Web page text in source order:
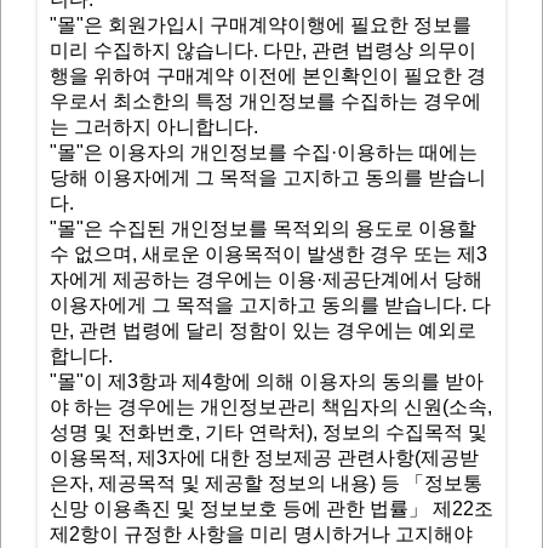
"몰"은 회원가입시 구매계약이행에 필요한 정보를
미리 수집하지 않습니다. 다만, 관련 법령상 의무이
행을 위하여 구매계약 이전에 본인확인이 필요한 경
우로서 최소한의 특정 개인정보를 수집하는 경우에
는 그러하지 아니합니다.
"몰"은 이용자의 개인정보를 수집·이용하는 때에는
당해 이용자에게 그 목적을 고지하고 동의를 받습니
다.
"몰"은 수집된 개인정보를 목적외의 용도로 이용할
수 없으며, 새로운 이용목적이 발생한 경우 또는 제3
자에게 제공하는 경우에는 이용·제공단계에서 당해
이용자에게 그 목적을 고지하고 동의를 받습니다. 다
만, 관련 법령에 달리 정함이 있는 경우에는 예외로
합니다.
"몰"이 제3항과 제4항에 의해 이용자의 동의를 받아
야 하는 경우에는 개인정보관리 책임자의 신원(소속,
성명 및 전화번호, 기타 연락처), 정보의 수집목적 및
이용목적, 제3자에 대한 정보제공 관련사항(제공받
은자, 제공목적 및 제공할 정보의 내용) 등 「정보통
신망 이용촉진 및 정보보호 등에 관한 법률」 제22조
제2항이 규정한 사항을 미리 명시하거나 고지해야